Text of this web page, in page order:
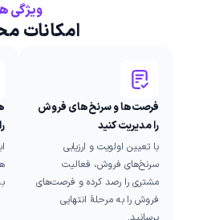
ویژگی
امکانات
فرصت‌ها و سرنخ‌های فروش
را مدیریت کنید
با تعیین اولویت و ارزیابی
سرنخ‌های فروش، فعالیت
مشتری را رصد کرده و فرصت‌های
فروش را به مرحلۀ انتهایی